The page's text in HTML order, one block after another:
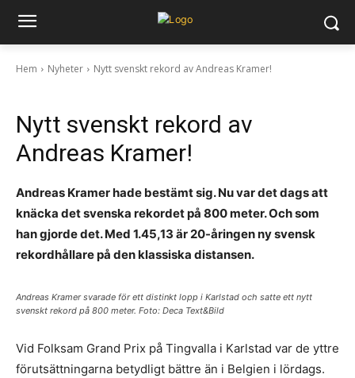
Hem Nyheter Nytt svenskt rekord av Andreas Kramer!
Nytt svenskt rekord av
Andreas Kramer!
Andreas Kramer hade bestämt sig. Nu var det dags att
knäcka det svenska rekordet på 800 meter. Och som
han gjorde det. Med 1.45,13 är 20-åringen ny svensk
rekordhållare på den klassiska distansen.
Andreas Kramer svarade för ett distinkt lopp i Karlstad och satte ett nytt
svenskt rekord på 800 meter. Foto: Deca Text&Bild
Vid Folksam Grand Prix på Tingvalla i Karlstad var de yttre
förutsättningarna betydligt bättre än i Belgien i lördags.